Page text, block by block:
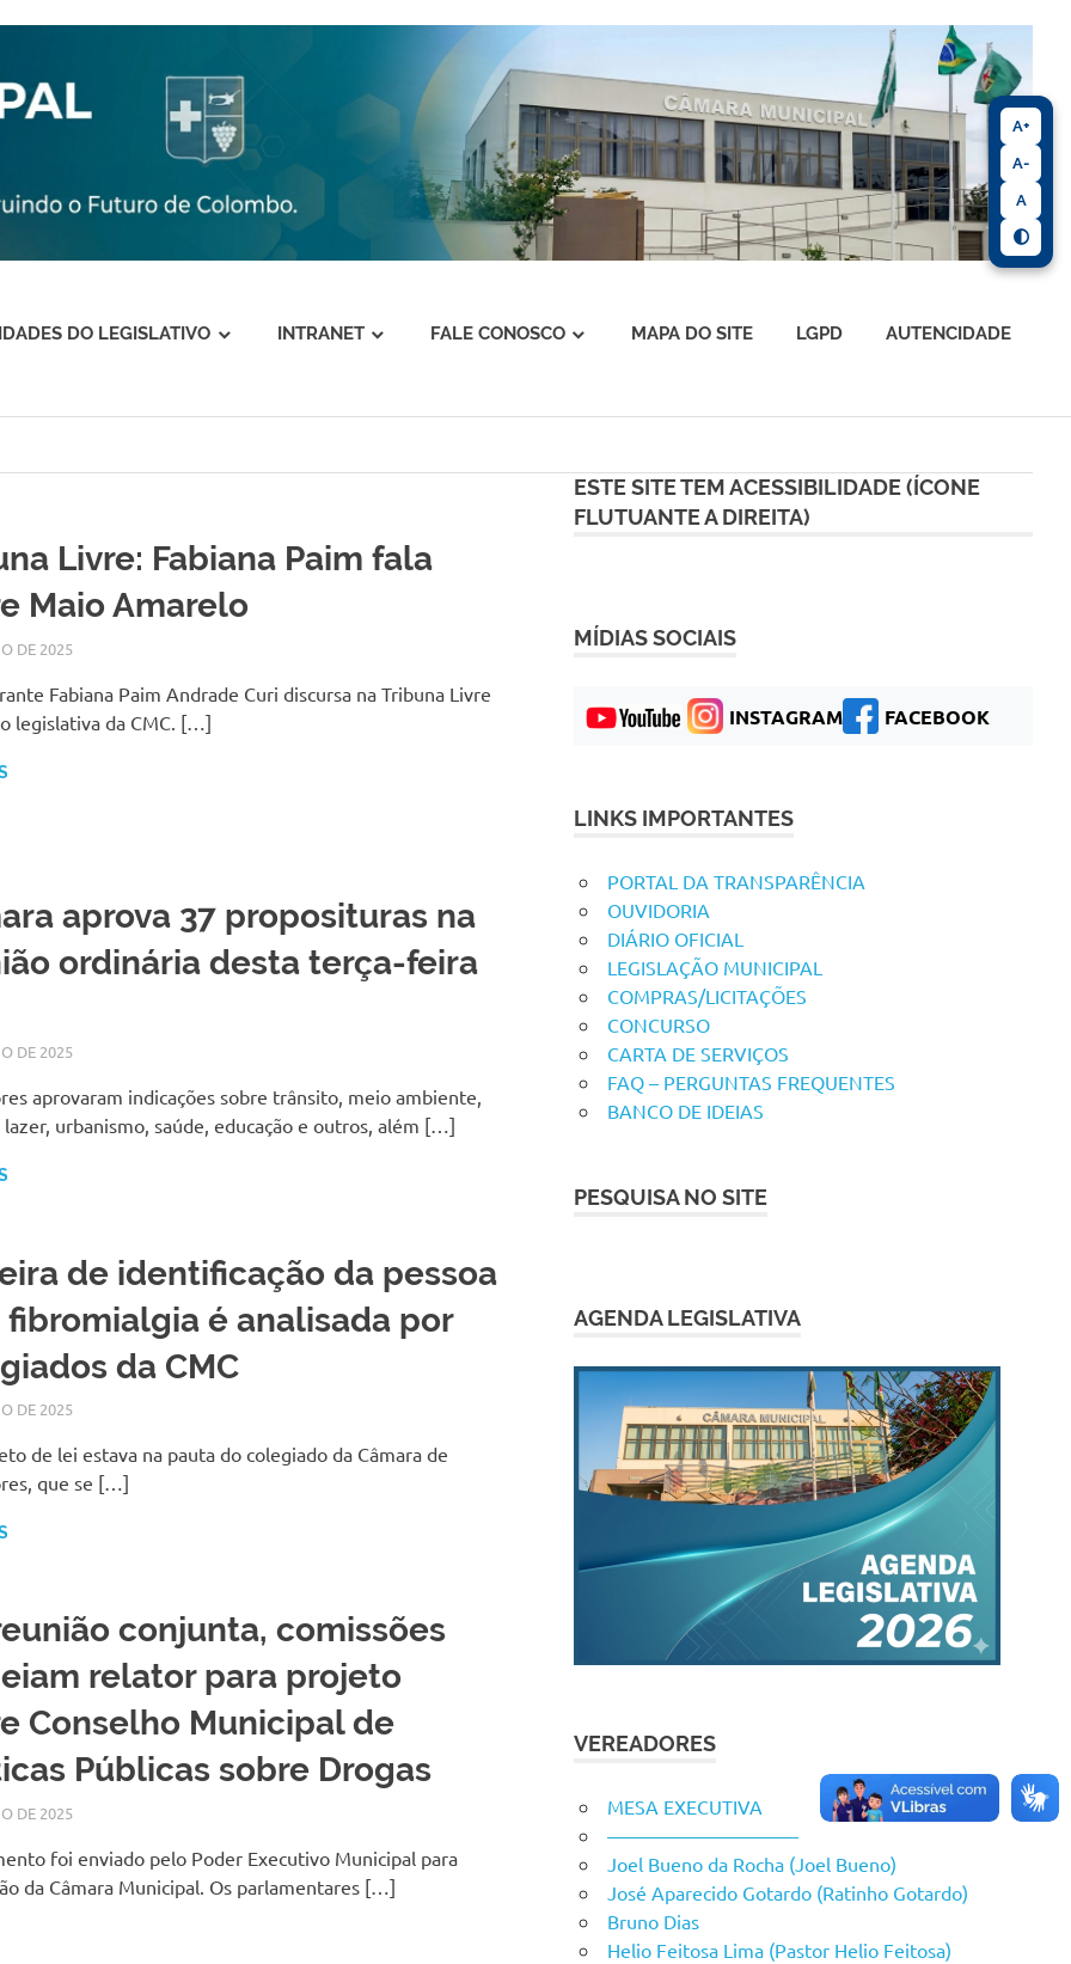
DO LEGISLATIVO INTRANET FALE CONOSCO MAPA DO SITE LGPD AUTENCIDADE
Livre: Fabiana Paim fala
Maio Amarelo
DE 2025SILMARA
NOTÍCIAS
Fabiana Paim Andrade Curi discursa na Tribuna Livre
legislativa da CMC. […]
aprova 37 proposituras na
ordinária desta terça-feira
DE 2025SILMARA
NOTÍCIAS
aprovaram indicações sobre trânsito, meio ambiente,
urbanismo, saúde, educação e outros, além […]
de identificação da pessoa
é analisada por
da CMC
DE 2025SILMARA
NOTÍCIAS
de lei estava na pauta do colegiado da Câmara de
que se […]
conjunta, comissões
relator para projeto
Conselho Municipal de
Públicas sobre Drogas
DE 2025SILMARA
NOTÍCIAS
foi enviado pelo Poder Executivo Municipal para
da Câmara Municipal. Os parlamentares […]
ESTE SITE TEM ACESSIBILIDADE (ÍCONE
FLUTUANTE A DIREITA)
MÍDIAS SOCIAIS
INSTAGRAM FACEBOOK
LINKS IMPORTANTES
PORTAL DA TRANSPARÊNCIA
OUVIDORIA
DIÁRIO OFICIAL
LEGISLAÇÃO MUNICIPAL
COMPRAS/LICITAÇÕES
CONCURSO
CARTA DE SERVIÇOS
FAQ – PERGUNTAS FREQUENTES
BANCO DE IDEIAS
PESQUISA NO SITE
AGENDA LEGISLATIVA
VEREADORES
MESA EXECUTIVA
——————————
Joel Bueno da Rocha (Joel Bueno)
José Aparecido Gotardo (Ratinho Gotardo)
Bruno Dias
Helio Feitosa Lima (Pastor Helio Feitosa)
A+
A-
A